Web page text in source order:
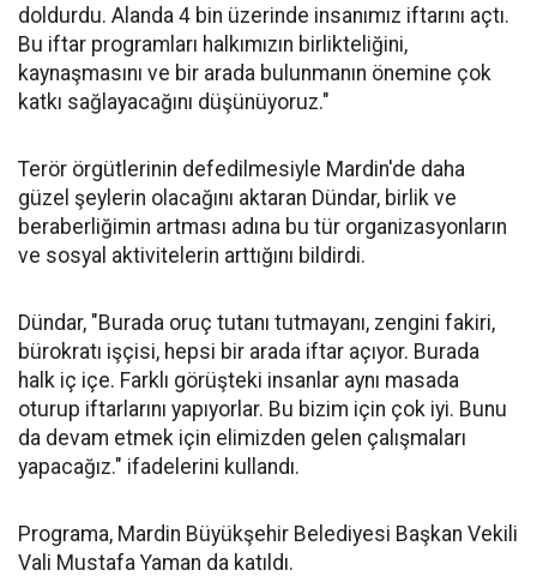
doldurdu. Alanda 4 bin üzerinde insanımız iftarını açtı.
Bu iftar programları halkımızın birlikteliğini,
kaynaşmasını ve bir arada bulunmanın önemine çok
katkı sağlayacağını düşünüyoruz."
Terör örgütlerinin defedilmesiyle Mardin'de daha
güzel şeylerin olacağını aktaran Dündar, birlik ve
beraberliğimin artması adına bu tür organizasyonların
ve sosyal aktivitelerin arttığını bildirdi.
Dündar, "Burada oruç tutanı tutmayanı, zengini fakiri,
bürokratı işçisi, hepsi bir arada iftar açıyor. Burada
halk iç içe. Farklı görüşteki insanlar aynı masada
oturup iftarlarını yapıyorlar. Bu bizim için çok iyi. Bunu
da devam etmek için elimizden gelen çalışmaları
yapacağız." ifadelerini kullandı.
Programa, Mardin Büyükşehir Belediyesi Başkan Vekili
Vali Mustafa Yaman da katıldı.